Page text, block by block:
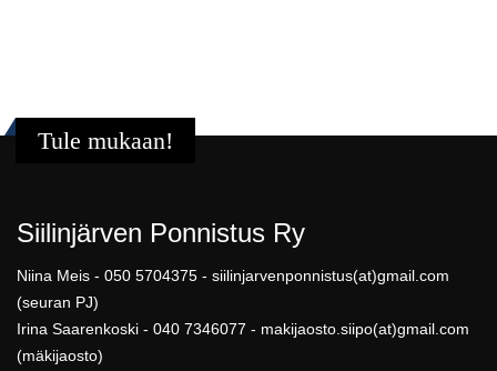
Tule mukaan!
Siilinjärven Ponnistus Ry
Niina Meis - 050 5704375 - siilinjarvenponnistus(at)gmail.com
(seuran PJ)
Irina Saarenkoski - 040 7346077 - makijaosto.siipo(at)gmail.com
(mäkijaosto)